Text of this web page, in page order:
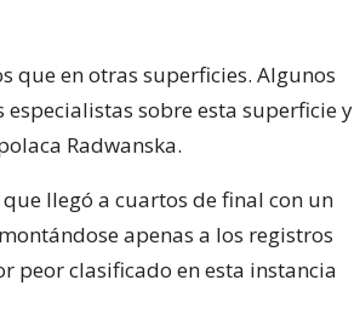
que en otras superficies. Algunos
sobre esta superficie y
Radwanska.
llegó a cuartos de final con un
apenas a los registros
peor clasificado en esta instancia